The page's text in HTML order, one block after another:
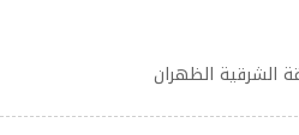
الشرقية الظهران